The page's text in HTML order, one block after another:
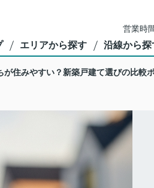
営業時
エリアから探す 沿線から探
が住みやすい？新築戸建て選びの比較